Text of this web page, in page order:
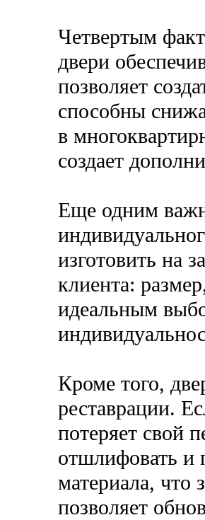
Четвертым
двери
позволяет
способны
в
создает
Еще одним
изготовить на
клиента:
идеальным
Кроме того,
реставрации.
потеряет свой
отшлифовать и
материала, что
позволяет